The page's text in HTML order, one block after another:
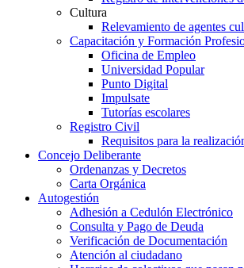
Cultura
Relevamiento de agentes
Capacitación y Formación
Oficina de Empleo
Universidad Popular
Punto Digital
Impulsate
Tutorías escolares
Registro Civil
Requisitos para la
Concejo Deliberante
Ordenanzas y Decretos
Carta Orgánica
Autogestión
Adhesión a Cedulón Electrónico
Consulta y Pago de Deuda
Verificación de Documentación
Atención al ciudadano